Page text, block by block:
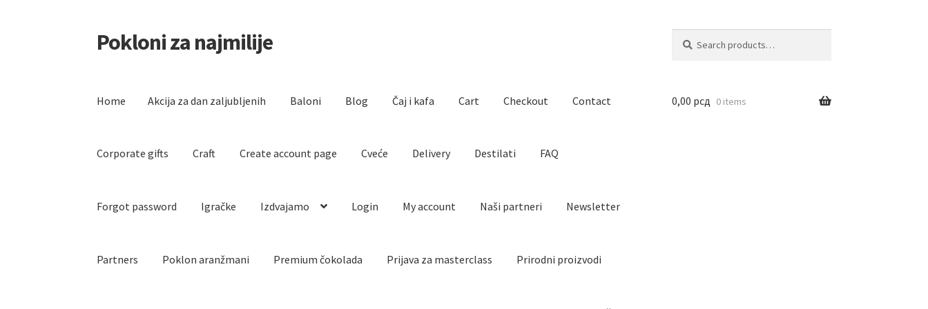
Skip
to
Skip
to
Pokloni za najmilije
for:
Home Akcija za dan zaljubljenih Baloni Blog Čaj i kafa Cart Checkout Contact
Corporate gifts Craft Create account page Cveće Delivery Destilati FAQ
Forgot password Igračke Izdvajamo Login My account Naši partneri Newsletter
Partners Poklon aranžmani Premium čokolada Prijava za masterclass Prirodni proizvodi
0,00 рсд 0 items